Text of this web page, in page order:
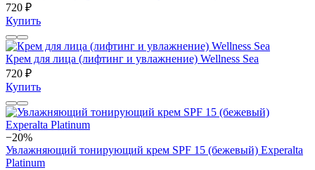
720 ₽
Купить
Крем для лица (лифтинг и увлажнение) Wellness Sea
720 ₽
Купить
−20%
Увлажняющий тонирующий крем SPF 15 (бежевый) Experalta
Platinum